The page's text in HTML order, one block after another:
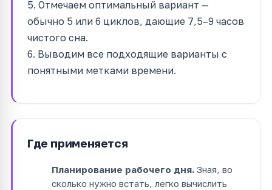
5. Отмечаем оптимальный вариант —
обычно 5 или 6 циклов, дающие 7,5–9 часов
чистого сна.
6. Выводим все подходящие варианты с
понятными метками времени.
Где применяется
Планирование рабочего дня. Зная, во
сколько нужно встать, легко вычислить